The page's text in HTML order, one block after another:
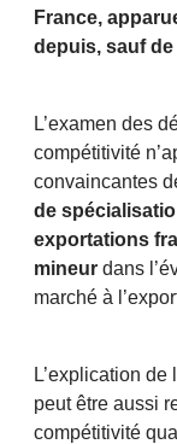
France,
depuis, sauf
L’examen des
compétitivité
convaincantes
de
exportations
mineur dans
marché à
L’explication
peut être aussi
compétitivité